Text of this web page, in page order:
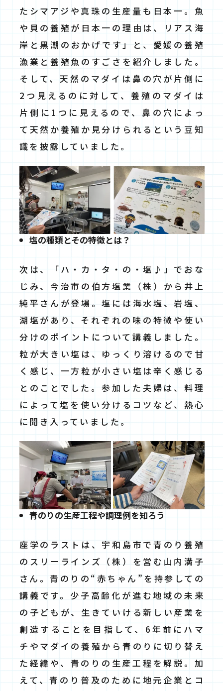
たシマアジや真珠の生産量も日本一。魚
や貝の養殖が日本一の理由は、リアス海
岸と黒潮のおかげです」と、愛媛の養殖
漁業と養殖魚のすごさを紹介しました。
そして、天然のマダイは鼻の穴が片側に
2つ見えるのに対して、養殖のマダイは
片側に1つに見えるので、鼻の穴によっ
て天然か養殖か見分けられるという豆知
識を披露していました。
塩の種類とその特徴とは？
次は、「ハ・カ・タ・の・塩♪」でおな
じみ、今治市の伯方塩業（株）から井上
純平さんが登場。塩には海水塩、岩塩、
湖塩があり、それぞれの味の特徴や使い
分けのポイントについて講義しました。
粒が大きい塩は、ゆっくり溶けるので甘
く感じ、一方粒が小さい塩は辛く感じる
とのことでした。参加した夫婦は、料理
によって塩を使い分けるコツなど、熱心
に聞き入っていました。
青のりの生産工程や調理例を知ろう
座学のラストは、宇和島市で青のり養殖
のスリーラインズ（株）を営む山内満子
さん。青のりの“赤ちゃん”を持参しての
講義です。少子高齢化が進む地域の未来
の子どもが、生きていける新しい産業を
創造することを目指して、6年前にハマ
チやマダイの養殖から青のりに切り替え
た経緯や、青のりの生産工程を解説。加
えて、青のり普及のために地元企業とコ